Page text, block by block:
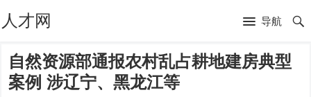
人才网 导航
自然资源部通报农村乱占耕地建房典型
案例 涉辽宁、黑龙江等